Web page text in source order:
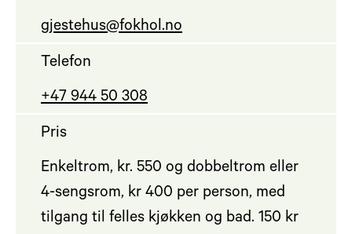
gjestehus@fokhol.no
Telefon
+47 944 50 308
Pris
Enkeltrom, kr. 550 og dobbeltrom eller
4-sengsrom, kr 400 per person, med
tilgang til felles kjøkken og bad. 150 kr